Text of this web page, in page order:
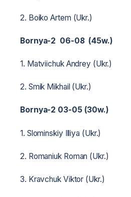
2. Boiko Artem (Ukr.)
Bornya-2 06-08 (45w.)
1. Matviichuk Andrey (Ukr.)
2. Smik Mikhail (Ukr.)
Bornya-2 03-05 (30w.)
1. Slominskiy Illiya (Ukr.)
2. Romaniuk Roman (Ukr.)
3. Kravchuk Viktor (Ukr.)